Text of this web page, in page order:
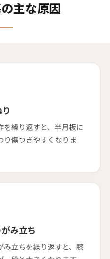
主な原因
を繰り返すと、半月板に
り傷つきやすくなりま
み立ち
み立ちを繰り返すと、膝